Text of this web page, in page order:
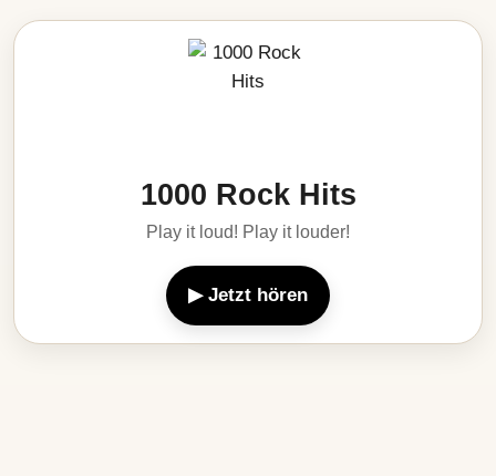
1000 Rock Hits
Play it loud! Play it louder!
▶ Jetzt hören